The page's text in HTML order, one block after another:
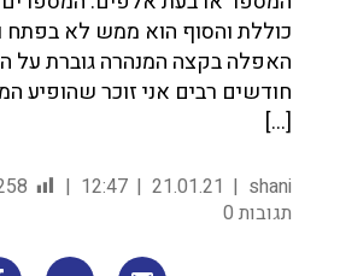
כוללת והסוף הוא ממש לא בפתח
האפלה בקצה המנהרה גוברת על
[…]
shani
21.01.21
12:47
תגובות 0